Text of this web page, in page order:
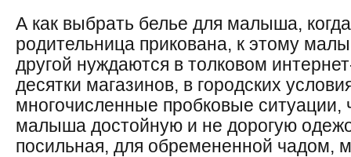
А как выбрать белье для малыша,
родительница прикована, к этому
другой нуждаются в толковом
десятки магазинов, в городских
многочисленные пробковые ситуации,
малыша достойную и не дорогую
посильная, для обремененной чадом,